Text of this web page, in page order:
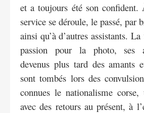
et a toujours été son confident.
service se déroule, le passé, par
ainsi qu’à d’autres assistants.
passion pour la photo, ses
devenus plus tard des amants
sont tombés lors des
connues le nationalisme
avec des retours au présent, à